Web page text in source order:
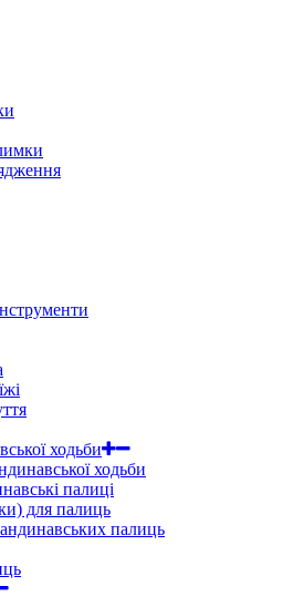
ходьби
ходьби
палиці
для палиць
палиць